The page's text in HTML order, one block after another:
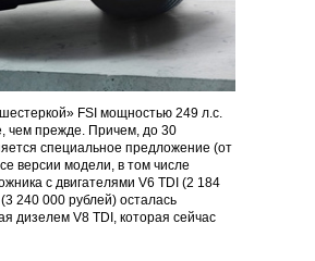
FSI мощностью 249 л.с.
чем прежде. Причем, до 30
специальное предложение (от
версии модели, в том числе
с двигателями V6 TDI (2 184
240 000 рублей) осталась
дизелем V8 TDI, которая сейчас